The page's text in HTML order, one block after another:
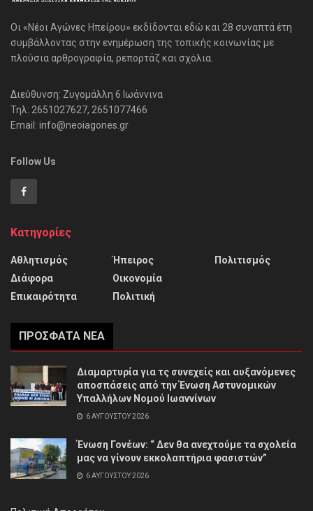
Οι «Νέοι Αγώνες Ηπείρου» εκδίδονται εδώ και 28 συναπτά έτη
συμβάλλοντας στην ενημέρωση της τοπικής κοινωνίας με
πλούσια αρθρογραφία, ρεπορτάζ και σχόλια.
Διεύθυνση: Ζυγομάλλη 6 Ιωάννινα
Τηλ: 2651027627, 2651077466
Email: info@neoiagones.gr
Follow Us
Κατηγορίες
Αθλητισμός
Διάφορα
Επικαιρότητα
Ήπειρος
Οικονομία
Πολιτική
Πολιτισμός
ΠΡΌΣΦΑΤΑ ΝΈΑ
Διαμαρτυρία για τς συνεχείς και αυξανόμενες
αποσπάσεις από την Ένωση Αστυνομικών
Υπαλλήλων Νομού Ιωαννίνων
6 ΑΥΓΟΎΣΤΟΥ 2026
Ένωση Γονέων: “ Δεν θα ανεχτούμε τα σχολεία
μας να γίνουν εκκολαπτήρια φασιστών”
6 ΑΥΓΟΎΣΤΟΥ 2026